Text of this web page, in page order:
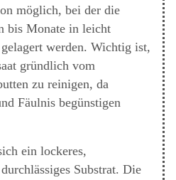
möglich, bei der die
bis Monate in leicht
werden. Wichtig ist,
gründlich vom
zu reinigen, da
Fäulnis begünstigen
ein lockeres,
Substrat. Die